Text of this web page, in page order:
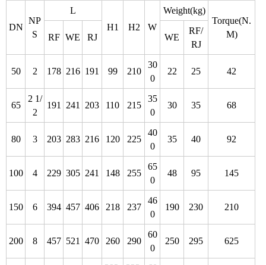
DN
NP
S
L
H1
H2 W
Weight(kg)
Torque(N.
M)
RF WE RJ WE
RF/
RJ
50 2 178 216 191 99 210
30
0
22 25 42
65
2 1/
2
191 241 203 110 215
35
0
30 35 68
80 3 203 283 216 120 225
40
0
35 40 92
100 4 229 305 241 148 255
65
0
48 95 145
150 6 394 457 406 218 237
46
0
190 230 210
200 8 457 521 470 260 290
60
0
250 295 625